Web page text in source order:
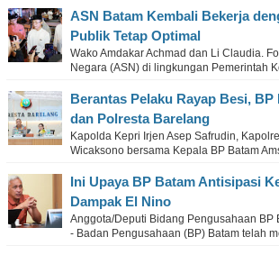
ASN Batam Kembali Bekerja
Publik Tetap Optimal
Wako Amdakar Achmad dan Li Claudia.
Negara (ASN) di lingkungan Pemerintah
Berantas Pelaku Rayap Besi,
dan Polresta Barelang
Kapolda Kepri Irjen Asep Safrudin,
Wicaksono bersama Kepala BP Batam
Ini Upaya BP Batam Antisipasi
Dampak El Nino
Anggota/Deputi Bidang Pengusahaan BP
- Badan Pengusahaan (BP) Batam telah